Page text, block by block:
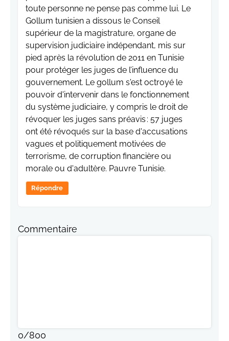
toute personne ne pense pas comme lui. Le
Gollum tunisien a dissous le Conseil
supérieur de la magistrature, organe de
supervision judiciaire indépendant, mis sur
pied après la révolution de 2011 en Tunisie
pour protéger les juges de l’influence du
gouvernement. Le gollum s'est octroyé le
pouvoir d'intervenir dans le fonctionnement
du système judiciaire, y compris le droit de
révoquer les juges sans préavis : 57 juges
ont été révoqués sur la base d'accusations
vagues et politiquement motivées de
terrorisme, de corruption financière ou
morale ou d'adultère. Pauvre Tunisie.
Répondre
Commentaire
0/800